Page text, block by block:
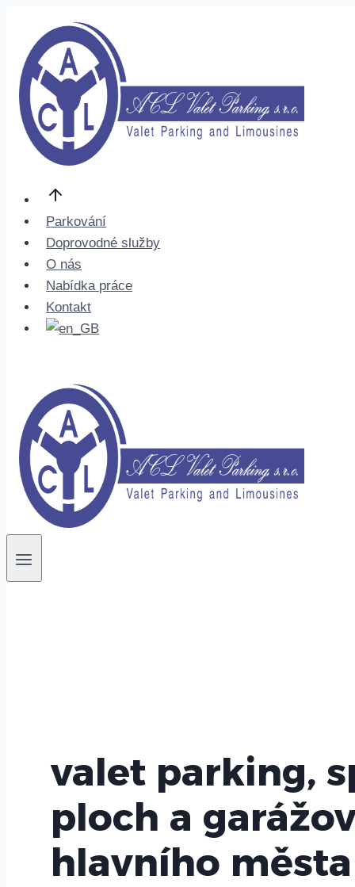
obsah
Parkování
Doprovodné služby
O nás
Nabídka práce
Kontakt
valet parking,
ploch a
hlavního